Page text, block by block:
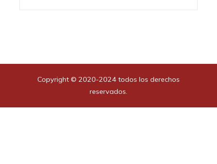
Copyright © 2020-2024 todos los derechos
reservados.